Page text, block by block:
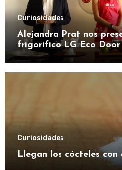
Curiosidades
Alejandra Prat nos
frigorífico LG Eco Door
Curiosidades
Llegan los cócteles con